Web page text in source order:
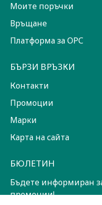
Моите поръчки
Връщане
Платформа за ОРС
БЪРЗИ ВРЪЗКИ
Контакти
Промоции
Марки
Карта на сайта
БЮЛЕТИН
Бъдете информиран
промоции!